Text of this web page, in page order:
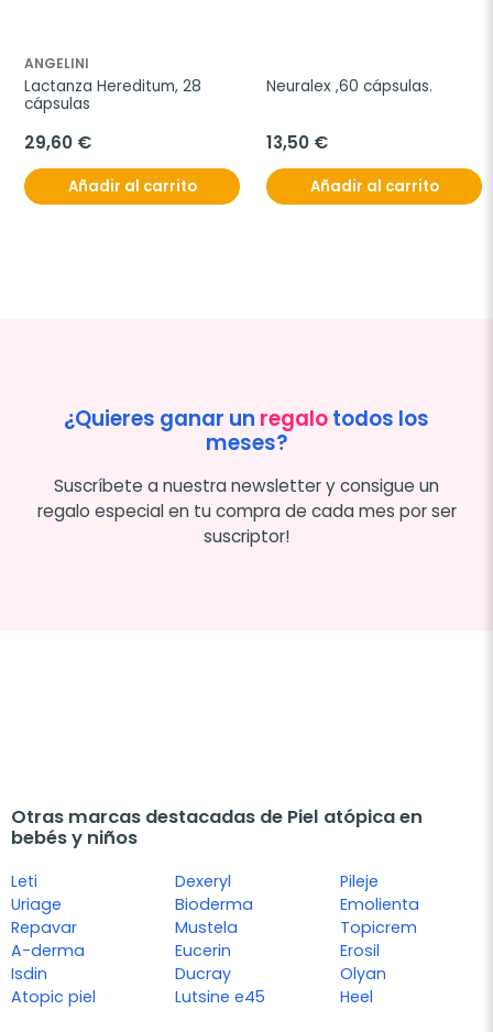
ANGELINI
Lactanza Hereditum, 28
cápsulas
29,60 €
Añadir al carrito
Neuralex ,60 cápsulas.
13,50 €
Añadir al carrito
¿Quieres ganar un regalotodos los
meses?
Suscríbete a nuestra newsletter y consigue un
regalo especial en tu compra de cada mes por ser
suscriptor!
Otras marcas destacadas de Piel atópica en
bebés y niños
Leti
Uriage
Repavar
A-derma
Isdin
Atopic piel
Dexeryl
Bioderma
Mustela
Eucerin
Ducray
Lutsine e45
Pileje
Emolienta
Topicrem
Erosil
Olyan
Heel